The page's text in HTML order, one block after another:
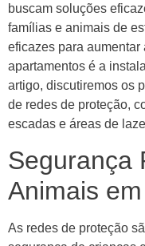
buscam soluções
famílias e animais de
eficazes para
apartamentos é a
artigo, discutiremos os
de redes de proteção,
escadas e áreas de
Segurança
Animais
As redes de proteção